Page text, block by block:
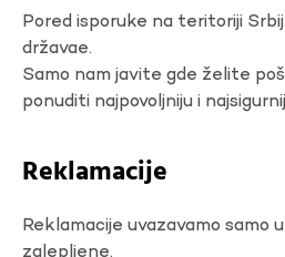
Pored isporuke na teritoriji
državae.
Samo nam javite gde želite
ponuditi najpovoljniju i
Reklamacije
Reklamacije uvazavamo samo